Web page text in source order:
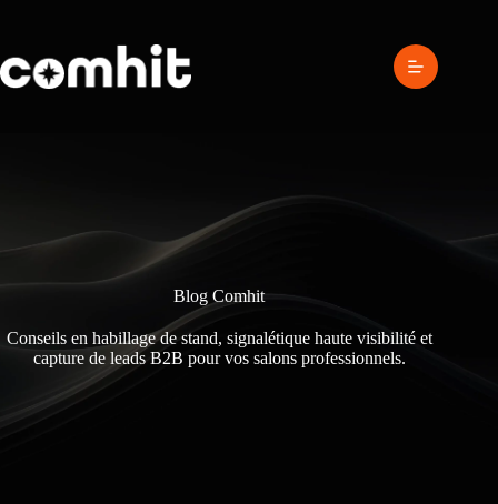
Blog Comhit
Conseils en habillage de stand, signalétique haute visibilité et
capture de leads B2B pour vos salons professionnels.